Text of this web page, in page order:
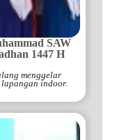
SAW
1447 H
menggelar
indoor.